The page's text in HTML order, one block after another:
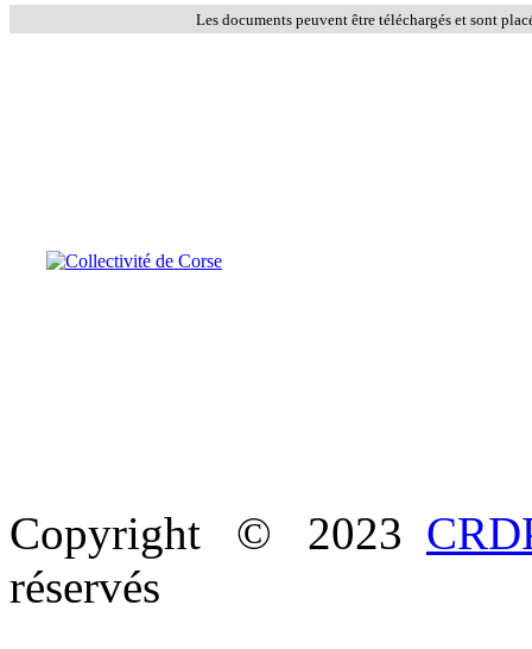
Les documents peuvent être téléchargés et sont
Copyright © 2023
réservés